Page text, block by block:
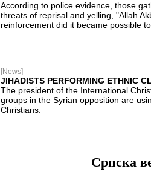
According to police evidence, those
threats of reprisal and yelling, "Allah
reinforcement did it became possible
[News]
JIHADISTS PERFORMING ETHNIC
The president of the International
groups in the Syrian opposition are
Christians.
Српска